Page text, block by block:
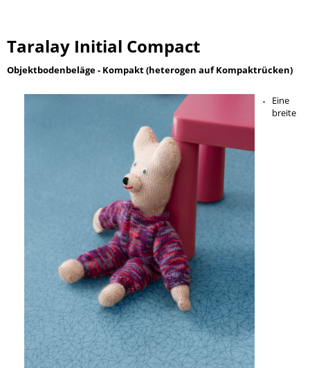
Taralay Initial Compact
Objektbodenbeläge - Kompakt (heterogen auf Kompaktrücken)
Eine
breite